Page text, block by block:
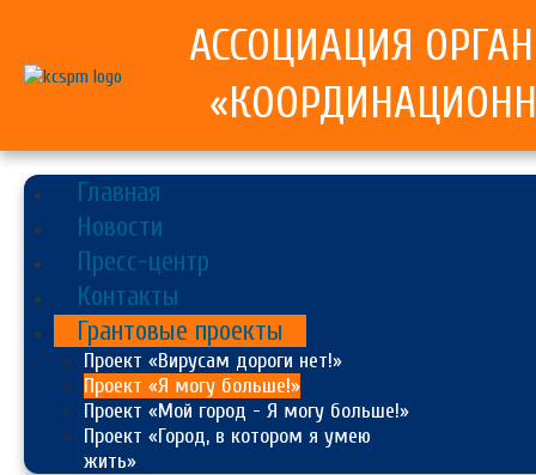
АССОЦИАЦИЯ
Главная
Новости
Пресс-центр
Контакты
Грантовые проекты
Проект «Вирусам дороги нет!»
Проект «Я могу больше!»
Проект «Мой город - Я могу больше!»
Проект «Город, в котором я умею
жить»